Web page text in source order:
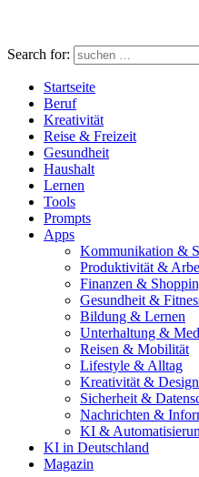
Search for:
Startseite
Beruf
Kreativität
Reise & Freizeit
Gesundheit
Haushalt
Lernen
Tools
Prompts
Apps
Kommunikation &
Produktivität &
Finanzen &
Gesundheit &
Bildung & Lernen
Unterhaltung &
Reisen & Mobilität
Lifestyle & Alltag
Kreativität & Design
Sicherheit &
Nachrichten &
KI &
KI in Deutschland
Magazin